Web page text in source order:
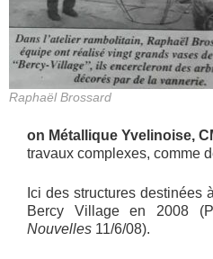
Raphaël Brossard
on Métallique Yvelinoise,
travaux complexes, comme
Ici des structures destinées
Bercy Village en 2008
Nouvelles 11/6/08).